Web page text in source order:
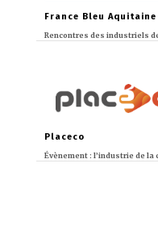
France Bleu Aquitaine
Rencontres des industriels
Placeco
Évènement : l’industrie de la